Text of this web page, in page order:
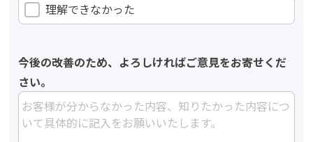
理解できなかった
今後の改善のため、よろしければご意見をお寄せくだ
さい。